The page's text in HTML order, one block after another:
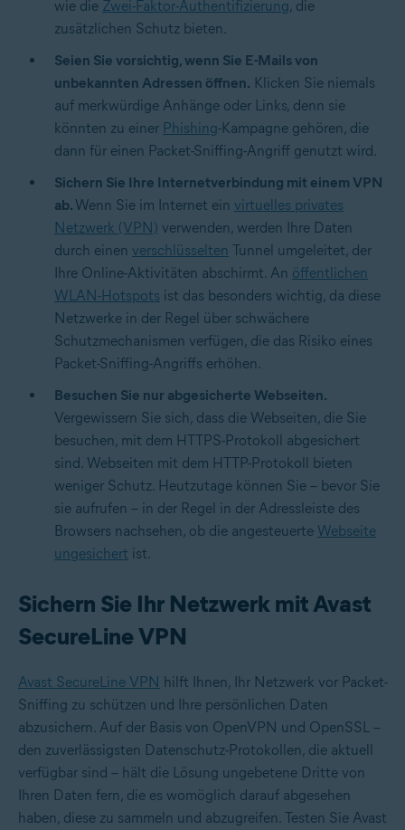
wie die Zwei-Faktor-Authentifizierung, die
zusätzlichen Schutz bieten.
Seien Sie vorsichtig, wenn Sie E-Mails von
unbekannten Adressen öffnen. Klicken Sie niemals
auf merkwürdige Anhänge oder Links, denn sie
könnten zu einer Phishing-Kampagne gehören, die
dann für einen Packet-Sniffing-Angriff genutzt wird.
Sichern Sie Ihre Internetverbindung mit einem VPN
ab. Wenn Sie im Internet ein virtuelles privates
Netzwerk (VPN) verwenden, werden Ihre Daten
durch einen verschlüsselten Tunnel umgeleitet, der
Ihre Online-Aktivitäten abschirmt. An öffentlichen
WLAN-Hotspots ist das besonders wichtig, da diese
Netzwerke in der Regel über schwächere
Schutzmechanismen verfügen, die das Risiko eines
Packet-Sniffing-Angriffs erhöhen.
Besuchen Sie nur abgesicherte Webseiten.
Vergewissern Sie sich, dass die Webseiten, die Sie
besuchen, mit dem HTTPS-Protokoll abgesichert
sind. Webseiten mit dem HTTP-Protokoll bieten
weniger Schutz. Heutzutage können Sie – bevor Sie
sie aufrufen – in der Regel in der Adressleiste des
Browsers nachsehen, ob die angesteuerte Webseite
ungesichert ist.
Sichern Sie Ihr Netzwerk mit Avast
SecureLine VPN
Avast SecureLine VPN hilft Ihnen, Ihr Netzwerk vor Packet-
Sniffing zu schützen und Ihre persönlichen Daten
abzusichern. Auf der Basis von OpenVPN und OpenSSL –
den zuverlässigsten Datenschutz-Protokollen, die aktuell
verfügbar sind – hält die Lösung ungebetene Dritte von
Ihren Daten fern, die es womöglich darauf abgesehen
haben, diese zu sammeln und abzugreifen. Testen Sie Avast